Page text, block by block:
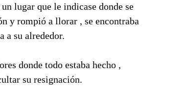
lugar que le indicase donde se
y rompió a llorar , se encontraba
a su alrededor.
donde todo estaba hecho ,
su resignación.